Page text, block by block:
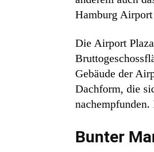
Hamburg
Die Airport
Gebäude der
Dachform, die
Bunter